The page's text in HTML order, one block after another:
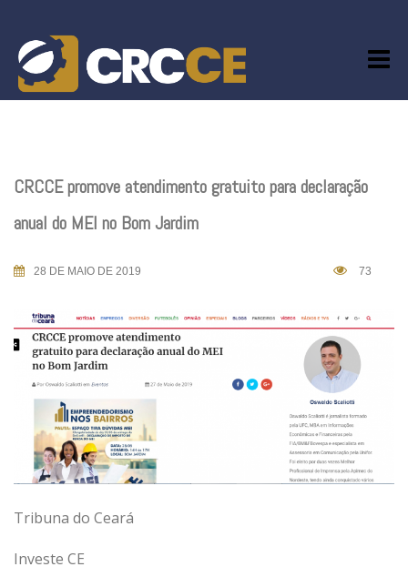
content
CRCCE promove atendimento gratuito para declaração
anual do MEI no Bom Jardim
28 DE MAIO DE 2019 73
Tribuna do Ceará
Investe CE